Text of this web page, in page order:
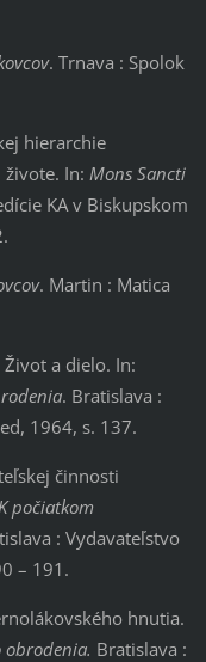
. Trnava : Spolok
hierarchie
In: Mons Sancti
KA v Biskupskom
. Martin : Matica
Život a dielo. In:
. Bratislava :
1964, s. 137.
činnosti
K počiatkom
: Vydavateľstvo
– 191.
hnutia.
obrodenia. Bratislava :